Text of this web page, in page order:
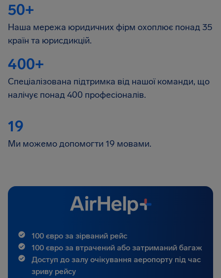
50+
Наша мережа юридичних фірм охоплює понад 35
країн та юрисдикцій.
400+
Спеціалізована підтримка від нашої команди, що
налічує понад 400 професіоналів.
19
Ми можемо допомогти 19 мовами.
100 євро за зірваний рейс
100 євро за втрачений або затриманий багаж
Доступ до залу очікування аеропорту під час
зриву рейсу